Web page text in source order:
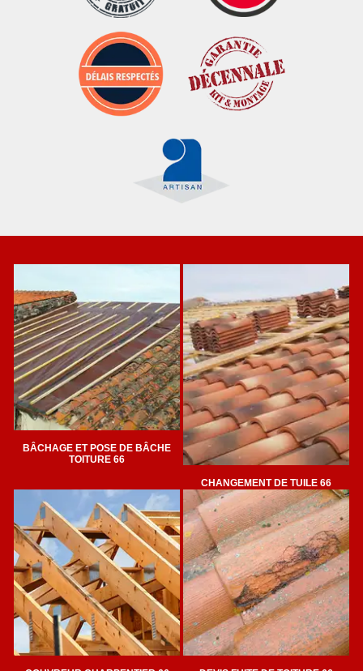
BÂCHAGE ET POSE DE BÂCHE
TOITURE 66
CHANGEMENT DE TUILE 66